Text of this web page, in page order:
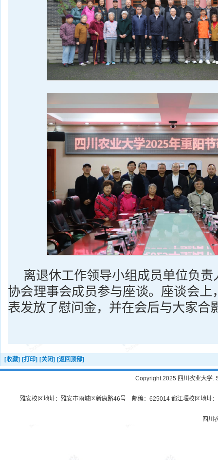
离退休工作领导小组成员单位负
协会理事会成员参与座谈。座谈会上
表发放了慰问金，并在会后与大家合
[收藏] [打印] [关闭] [返回顶部]
Copyright 2025 四川农业大学.
雅安校区地址：雅安市雨城区新康路46号 邮编：625014 都江堰校区地址
四川